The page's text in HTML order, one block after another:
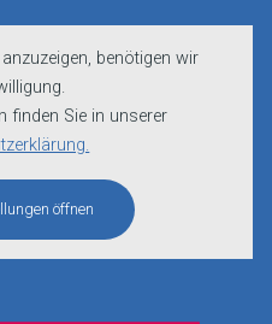
benötigen wir
finden Sie in unserer
öffnen